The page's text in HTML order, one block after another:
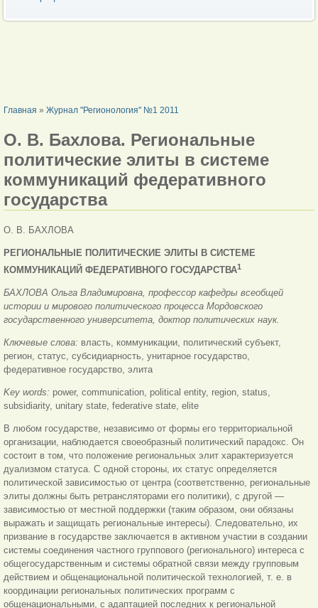
ВЫ ЗДЕСЬ
Главная » Журнал "Регионология" №1 2011
О. В. Бахлова. Региональные
политические элиты в системе
коммуникаций федеративного
государства
О. В. БАХЛОВА
РЕГИОНАЛЬНЫЕ ПОЛИТИЧЕСКИЕ ЭЛИТЫ В СИСТЕМЕ
КОММУНИКАЦИЙ ФЕДЕРАТИВНОГО ГОСУДАРСТВА1
БАХЛОВА Ольга Владимировна, профессор кафедры всеобщей
истории и мирового политического процесса Мордовского
государственного университета, доктор политических наук.
Ключевые слова: власть, коммуникации, политический субъект,
регион, статус, субсидиарность, унитарное государство,
федеративное государство, элита
Key words: power, communication, political entity, region, status,
subsidiarity, unitary state, federative state, elite
В любом государстве, независимо от формы его территориальной
организации, наблюдается своеобразный политический парадокс. Он
состоит в том, что положение региональных элит характеризуется
дуализмом статуса. С одной стороны, их статус определяется
политической зависимостью от центра (соответственно, региональные
элиты должны быть ретрансляторами его политики), с другой —
зависимостью от местной поддержки (таким образом, они обязаны
выражать и защищать региональные интересы). Следовательно, их
призвание в государстве заключается в активном участии в создании
системы соединения частного группового (регионального) интереса с
общегосударственным и системы обратной связи между групповым
действием и общенациональной политической технологией, т. е. в
координации региональных политических программ с
общенациональными, с адаптацией последних к региональной